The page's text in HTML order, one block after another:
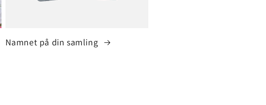
Namnet på din samling